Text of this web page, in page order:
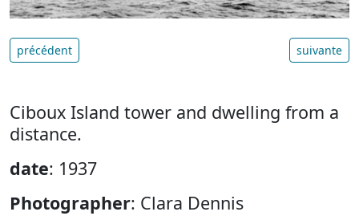
précédent suivante
Ciboux Island tower and dwelling from a
distance.
date: 1937
Photographer: Clara Dennis